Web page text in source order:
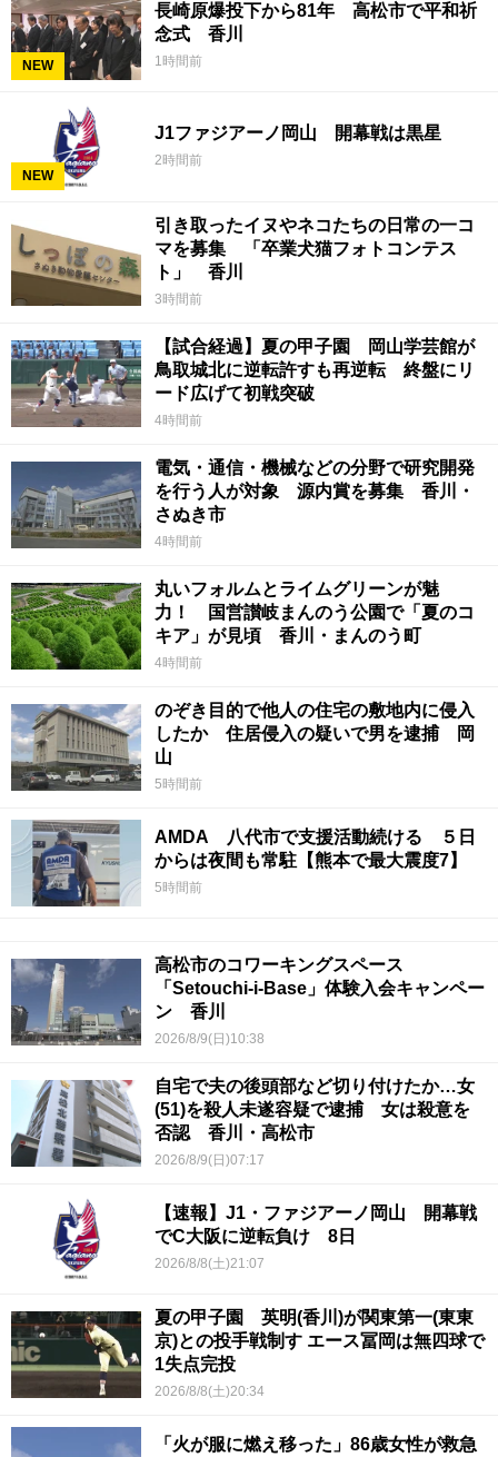
NEW
長崎原爆投下から81年 高松市で平和祈
念式 香川
1時間前
NEW
J1ファジアーノ岡山 開幕戦は黒星
2時間前
引き取ったイヌやネコたちの日常の一コ
マを募集 「卒業犬猫フォトコンテス
ト」 香川
3時間前
【試合経過】夏の甲子園 岡山学芸館が
鳥取城北に逆転許すも再逆転 終盤にリ
ード広げて初戦突破
4時間前
電気・通信・機械などの分野で研究開発
を行う人が対象 源内賞を募集 香川・
さぬき市
4時間前
丸いフォルムとライムグリーンが魅
力！ 国営讃岐まんのう公園で「夏のコ
キア」が見頃 香川・まんのう町
4時間前
のぞき目的で他人の住宅の敷地内に侵入
したか 住居侵入の疑いで男を逮捕 岡
山
5時間前
AMDA 八代市で支援活動続ける ５日
からは夜間も常駐【熊本で最大震度7】
5時間前
高松市のコワーキングスペース
「Setouchi-i-Base」体験入会キャンペー
ン 香川
2026/8/9(日)10:38
自宅で夫の後頭部など切り付けたか…女
(51)を殺人未遂容疑で逮捕 女は殺意を
否認 香川・高松市
2026/8/9(日)07:17
【速報】J1・ファジアーノ岡山 開幕戦
でC大阪に逆転負け 8日
2026/8/8(土)21:07
夏の甲子園 英明(香川)が関東第一(東東
京)との投手戦制す エース冨岡は無四球で
1失点完投
2026/8/8(土)20:34
「火が服に燃え移った」86歳女性が救急